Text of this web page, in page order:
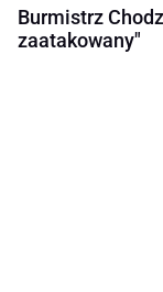
Burmistrz
zaatakowany"